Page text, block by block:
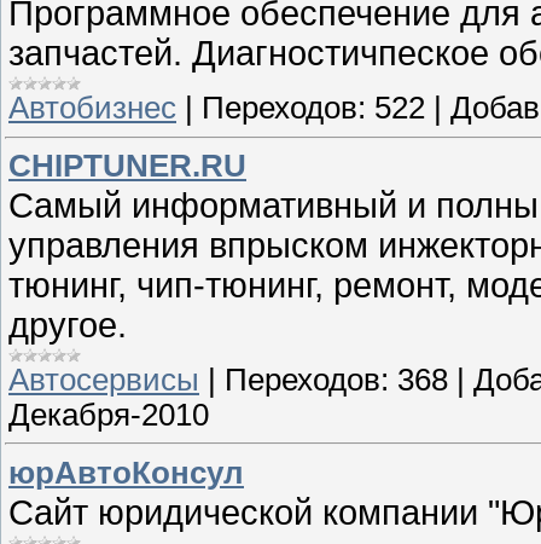
Программное обеспечение для
запчастей. Диагностичпеское
Автобизнес Переходов: 522
CHIPTUNER.RU
Самый информативный и
управления впрыском
тюнинг, чип-тюнинг, ремонт,
другое.
Автосервисы Переходов: 368
Декабря-2010
юрАвтоКонсул
Сайт юридической компании